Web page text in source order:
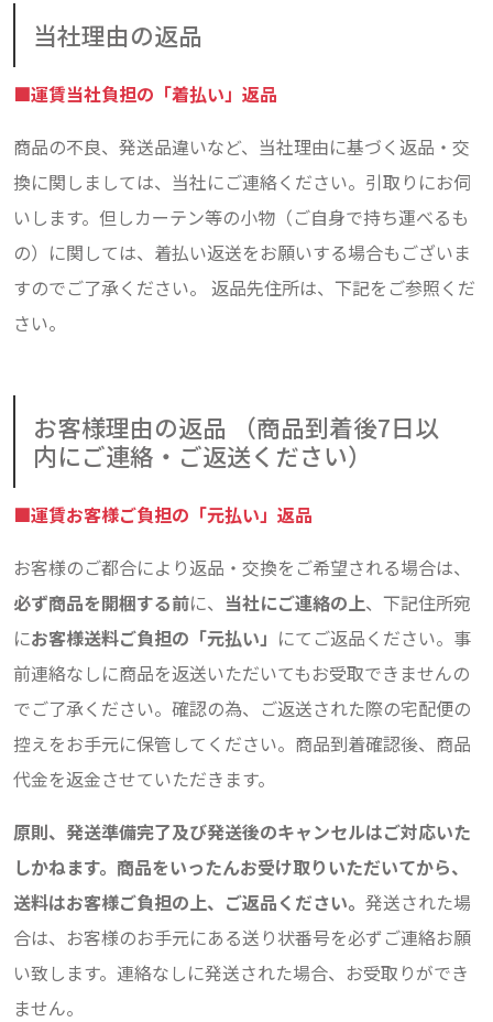
当社理由の返品
■運賃当社負担の「着払い」返品
商品の不良、発送品違いなど、当社理由に基づく返品・交
換に関しましては、当社にご連絡ください。引取りにお伺
いします。但しカーテン等の小物（ご自身で持ち運べるも
の）に関しては、着払い返送をお願いする場合もございま
すのでご了承ください。 返品先住所は、下記をご参照くだ
さい。
お客様理由の返品 （商品到着後7日以
内にご連絡・ご返送ください）
■運賃お客様ご負担の「元払い」返品
お客様のご都合により返品・交換をご希望される場合は、
必ず商品を開梱する前に、 当社にご連絡の上、下記住所宛
にお客様送料ご負担の「元払い」 にてご返品ください。事
前連絡なしに商品を返送いただいてもお受取できませんの
でご了承ください。確認の為、ご返送された際の宅配便の
控えをお手元に保管してください。商品到着確認後、商品
代金を返金させていただきます。
原則、発送準備完了及び発送後のキャンセルはご対応いた
しかねます。商品をいったんお受け取りいただいてから、
送料はお客様ご負担の上、ご返品ください。 発送された場
合は、お客様のお手元にある送り状番号を必ずご連絡お願
い致します。連絡なしに発送された場合、お受取りができ
ません。